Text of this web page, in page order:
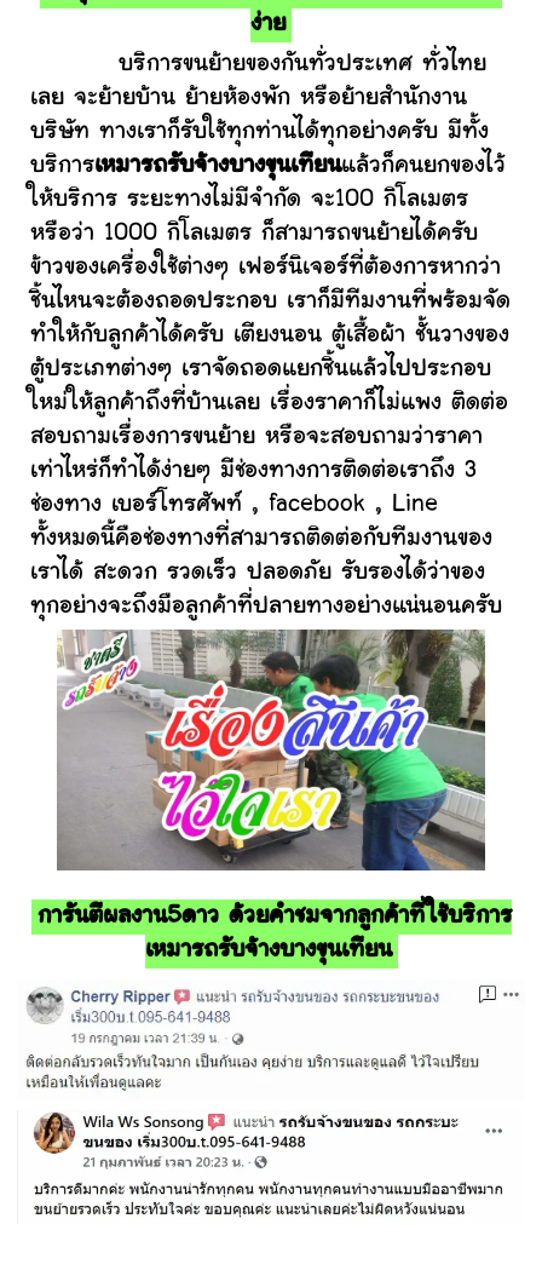
ง่าย
บริการขนย้ายของกันทั่วประเทศ ทั่วไทย
เลย จะย้ายบ้าน ย้ายห้องพัก หรือย้ายสำนักงาน
บริษัท ทางเราก็รับใช้ทุกท่านได้ทุกอย่างครับ มีทั้ง
บริการเหมารถรับจ้างบางขุนเทียนแล้วก็คนยกของไว้
ให้บริการ ระยะทางไม่มีจำกัด จะ100 กิโลเมตร
หรือว่า 1000 กิโลเมตร ก็สามารถขนย้ายได้ครับ
ข้าวของเครื่องใช้ต่างๆ เฟอร์นิเจอร์ที่ต้องการหากว่า
ชิ้นไหนจะต้องถอดประกอบ เราก็มีทีมงานที่พร้อมจัด
ทำให้กับลูกค้าได้ครับ เตียงนอน ตู้เสื้อผ้า ชั้นวางของ
ตู้ประเภทต่างๆ เราจัดถอดแยกชิ้นแล้วไปประกอบ
ใหม่ให้ลูกค้าถึงที่บ้านเลย เรื่องราคาก็ไม่แพง ติดต่อ
สอบถามเรื่องการขนย้าย หรือจะสอบถามว่าราคา
เท่าไหร่ก็ทำได้ง่ายๆ มีช่องทางการติดต่อเราถึง 3
ช่องทาง เบอร์โทรศัพท์ , facebook , Line
ทั้งหมดนี้คือช่องทางที่สามารถติดต่อกับทีมงานของ
เราได้ สะดวก รวดเร็ว ปลอดภัย รับรองได้ว่าของ
ทุกอย่างจะถึงมือลูกค้าที่ปลายทางอย่างแน่นอนครับ
การันตีผลงาน5ดาว ด้วยคำชมจากลูกค้าที่ใช้บริการ
เหมารถรับจ้างบางขุนเทียน